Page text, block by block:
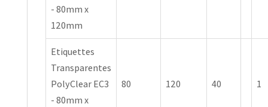
- 80mm x
120mm
Etiquettes
Transparentes
PolyClear EC3
- 80mm x
80 120 40 1